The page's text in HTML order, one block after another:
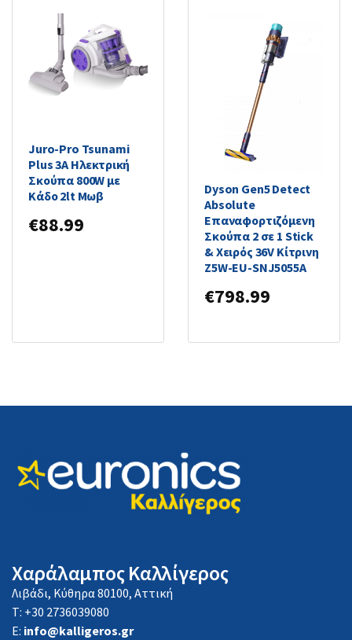
Juro-Pro Tsunami
Plus 3A Ηλεκτρική
Σκούπα 800W με
Κάδο 2lt Μωβ
€88.99
Dyson Gen5 Detect
Absolute
Επαναφορτιζόμενη
Σκούπα 2 σε 1 Stick
& Χειρός 36V Κίτρινη
Z5W-EU-SNJ5055A
€798.99
Χαράλαμπος Καλλίγερος
Λιβάδι, Κύθηρα 80100, Αττική
Τ: +30 2736039080
E: info@kalligeros.gr